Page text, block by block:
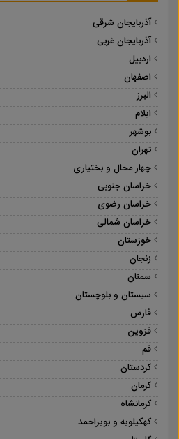
آذربایجان شرقی
آذربایجان غربی
اردبیل
اصفهان
البرز
ایلام
بوشهر
تهران
چهار محال و بختیاری
خراسان جنوبی
خراسان رضوی
خراسان شمالی
خوزستان
زنجان
سمنان
سیستان و بلوچستان
فارس
قزوین
قم
کردستان
کرمان
کرمانشاه
کهکیلویه و بویراحمد